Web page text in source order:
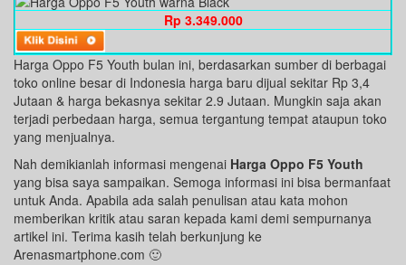
Rp 3.349.000
Harga Oppo F5 Youth bulan ini, berdasarkan sumber di berbagai
toko online besar di Indonesia harga baru dijual sekitar Rp 3,4
Jutaan & harga bekasnya sekitar 2.9 Jutaan. Mungkin saja akan
terjadi perbedaan harga, semua tergantung tempat ataupun toko
yang menjualnya.
Nah demikianlah informasi mengenai Harga Oppo F5 Youth
yang bisa saya sampaikan. Semoga informasi ini bisa bermanfaat
untuk Anda. Apabila ada salah penulisan atau kata mohon
memberikan kritik atau saran kepada kami demi sempurnanya
artikel ini. Terima kasih telah berkunjung ke
Arenasmartphone.com 🙂